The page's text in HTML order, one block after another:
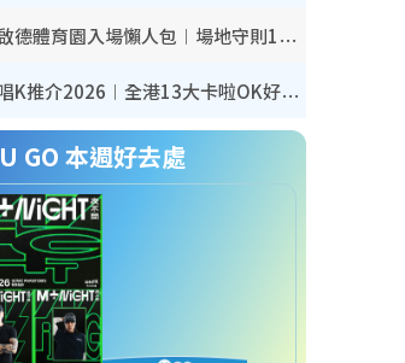
啟德體育園入場懶人包︱場地守則12違禁品不可進場准帶細水樽但全場禁樽蓋！應援牌有限制！
唱K推介2026︱全港13大卡啦OK好去處！最平$36起 日文K都有！(附地址+收費詳情)
U GO 本週好去處